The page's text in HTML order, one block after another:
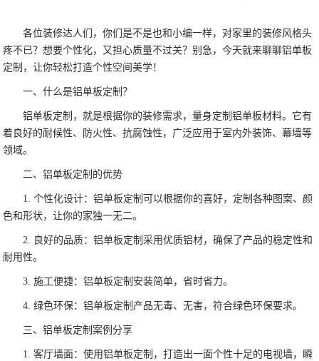
各位装修达人们，你们是不是也和小编一样，对家里的装修风格头
疼不已？想要个性化，又担心质量不过关？别急，今天就来聊聊铝单板
定制，让你轻松打造个性空间美学！
一、什么是铝单板定制？
铝单板定制，就是根据你的装修需求，量身定制铝单板材料。它有
着良好的耐候性、防火性、抗腐蚀性，广泛应用于室内外装饰、幕墙等
领域。
二、铝单板定制的优势
1. 个性化设计：铝单板定制可以根据你的喜好，定制各种图案、颜
色和形状，让你的家独一无二。
2. 良好的品质：铝单板定制采用优质铝材，确保了产品的稳定性和
耐用性。
3. 施工便捷：铝单板定制安装简单，省时省力。
4. 绿色环保：铝单板定制产品无毒、无害，符合绿色环保要求。
三、铝单板定制案例分享
1. 客厅墙面：使用铝单板定制，打造出一面个性十足的电视墙，瞬